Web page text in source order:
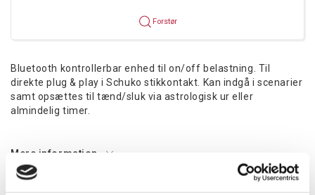
Forstør
Bluetooth kontrollerbar enhed til on/off belastning. Til
direkte plug & play i Schuko stikkontakt. Kan indgå i scenarier
samt opsættes til tænd/sluk via astrologisk ur eller
almindelig timer.
Mere information
Information Specifikationer Dokumenter